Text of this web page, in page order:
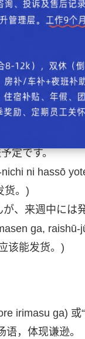
について、発
shōhin ni
发货是3月25日
定です。
ni hassō
货。)
、来週中には
ga,
该能发货。)
irimasu ga)
，体现谦逊。